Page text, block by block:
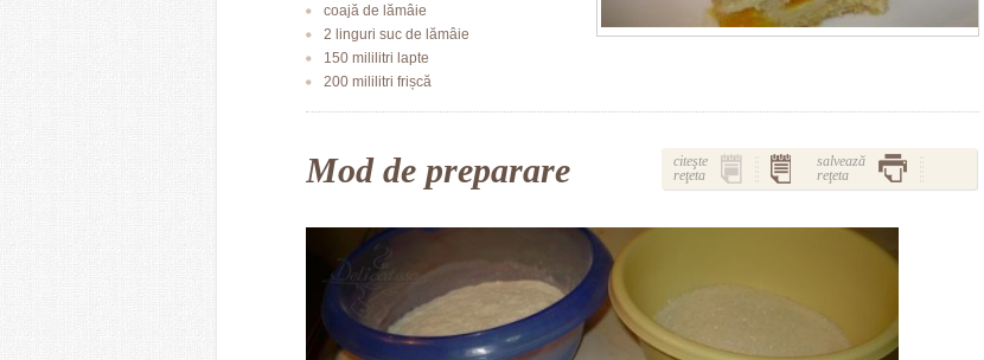
coajă de lămâie
2 linguri suc de lămâie
150 mililitri lapte
200 mililitri frișcă
Mod de preparare
citeşte
reţeta
salvează
reţeta